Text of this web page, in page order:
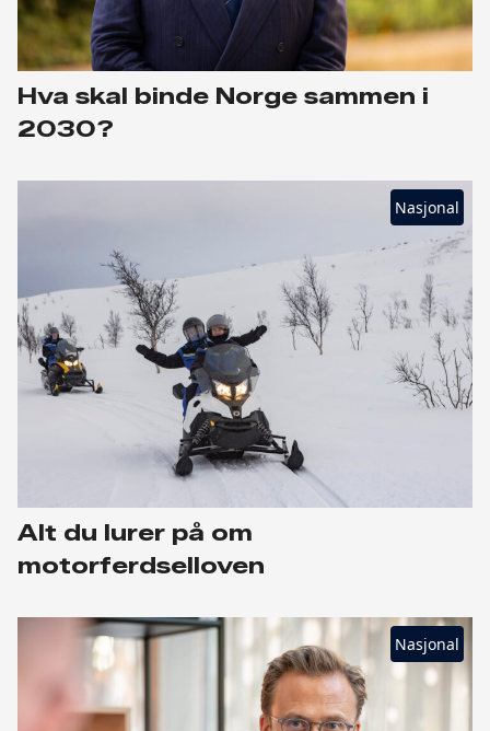
Hva skal binde Norge sammen i
2030?
Nasjonal
Alt du lurer på om
motorferdselloven
Nasjonal